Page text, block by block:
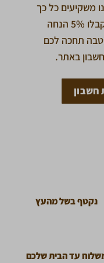
משקיעים כל כך
בתמרים.פתחו חשבון באתר וקבלו 5% הנחה
תחכה לכם
באתר.
נקטף בשל מהעץ
עד הבית שלכם